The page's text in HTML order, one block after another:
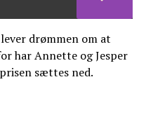
drømmen om at
har Annette og Jesper
sættes ned.